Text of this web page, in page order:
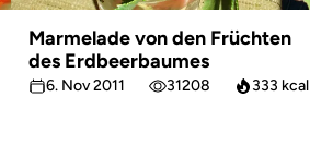
Marmelade von den Früchten
des Erdbeerbaumes
6. Nov 2011 31208 333 kcal